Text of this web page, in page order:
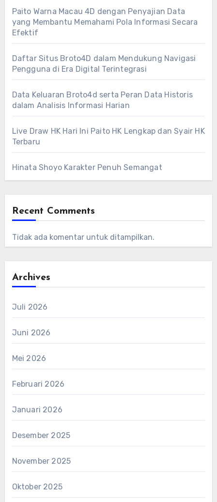
Paito Warna Macau 4D dengan Penyajian Data
yang Membantu Memahami Pola Informasi Secara
Efektif
Daftar Situs Broto4D dalam Mendukung Navigasi
Pengguna di Era Digital Terintegrasi
Data Keluaran Broto4d serta Peran Data Historis
dalam Analisis Informasi Harian
Live Draw HK Hari Ini Paito HK Lengkap dan Syair HK
Terbaru
Hinata Shoyo Karakter Penuh Semangat
Recent Comments
Tidak ada komentar untuk ditampilkan.
Archives
Juli 2026
Juni 2026
Mei 2026
Februari 2026
Januari 2026
Desember 2025
November 2025
Oktober 2025